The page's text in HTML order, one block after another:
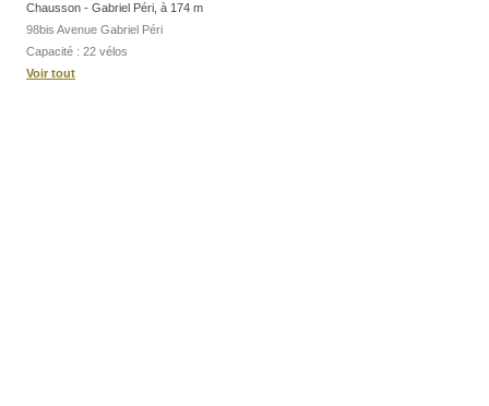
Chausson - Gabriel Péri, à 174 m
98bis Avenue Gabriel Péri
Capacité : 22 vélos
Voir tout